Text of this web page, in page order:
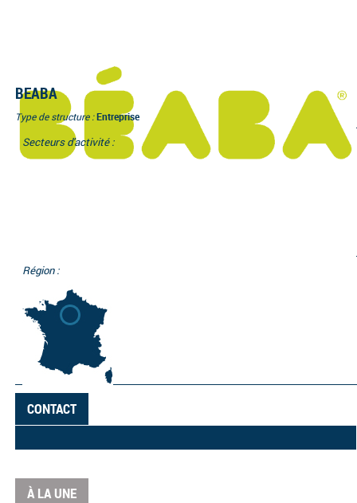
BEABA
Type de structure :Entreprise
Secteurs d'activité :
Région :
CONTACT
À LA UNE